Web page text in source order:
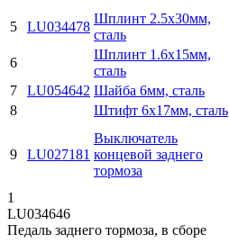
5 LU034478
Шплинт 2.5х30мм,
сталь
6
Шплинт 1.6х15мм,
сталь
7
LU054642 Шайба 6мм, сталь
8
Штифт 6x17мм, сталь
9 LU027181
Выключатель
концевой заднего
тормоза
1
LU034646
Педаль заднего тормоза, в сборе